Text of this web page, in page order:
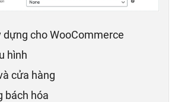
cho WooCommerce
hình
cửa hàng
bách hóa